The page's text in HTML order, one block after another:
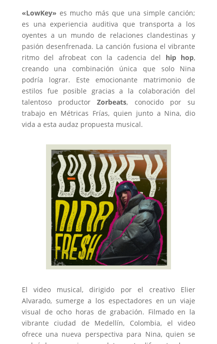
«LowKey» es mucho más que una simple canción;
es una experiencia auditiva que transporta a los
oyentes a un mundo de relaciones clandestinas y
pasión desenfrenada. La canción fusiona el vibrante
ritmo del afrobeat con la cadencia del hip hop,
creando una combinación única que solo Nina
podría lograr. Este emocionante matrimonio de
estilos fue posible gracias a la colaboración del
talentoso productorZorbeats, conocido por su
trabajo en Métricas Frías, quien junto a Nina, dio
vida a esta audaz propuesta musical.
El video musical, dirigido por el creativo Elier
Alvarado, sumerge a los espectadores en un viaje
visual de ocho horas de grabación. Filmado en la
vibrante ciudad de Medellín, Colombia, el video
ofrece una nueva perspectiva para Nina, quien se